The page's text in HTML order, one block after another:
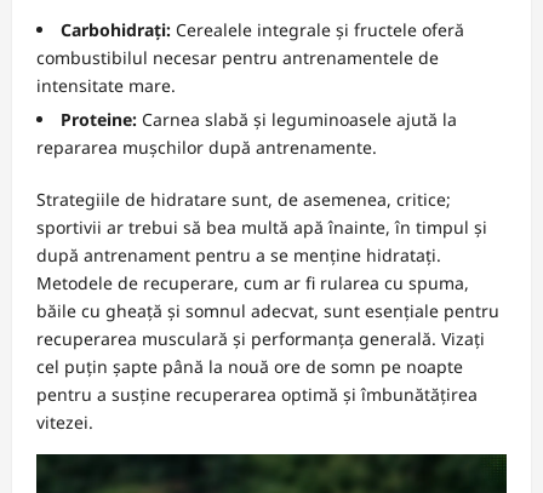
Carbohidrați: Cerealele integrale și fructele oferă
combustibilul necesar pentru antrenamentele de
intensitate mare.
Proteine: Carnea slabă și leguminoasele ajută la
repararea mușchilor după antrenamente.
Strategiile de hidratare sunt, de asemenea, critice;
sportivii ar trebui să bea multă apă înainte, în timpul și
după antrenament pentru a se menține hidratați.
Metodele de recuperare, cum ar fi rularea cu spuma,
băile cu gheață și somnul adecvat, sunt esențiale pentru
recuperarea musculară și performanța generală. Vizați
cel puțin șapte până la nouă ore de somn pe noapte
pentru a susține recuperarea optimă și îmbunătățirea
vitezei.